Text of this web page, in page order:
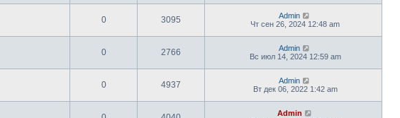
0 3095
Admin
Чт сен 26, 2024 12:48 am
0 2766
Admin
Вс июл 14, 2024 12:59 am
0 4937
Admin
Вт дек 06, 2022 1:42 am
Admin